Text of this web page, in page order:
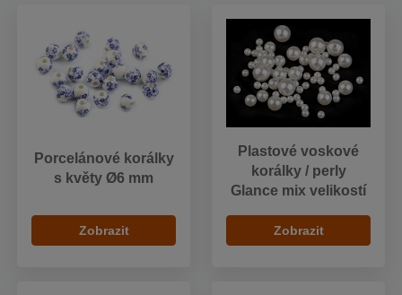
Porcelánové korálky
s květy Ø6 mm
Zobrazit
Plastové voskové
korálky / perly
Glance mix velikostí
Zobrazit